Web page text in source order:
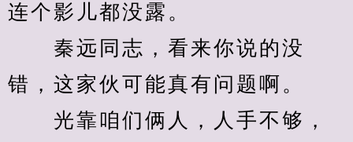
连个影儿都没露。
秦远同志，看来你说的没
错，这家伙可能真有问题啊。
光靠咱们俩人，人手不够，